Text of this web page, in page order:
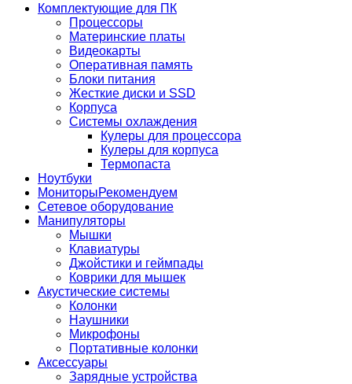
Комплектующие для ПК
Процессоры
Материнские платы
Видеокарты
Оперативная память
Блоки питания
Жесткие диски и SSD
Корпуса
Системы охлаждения
Кулеры для процессора
Кулеры для корпуса
Термопаста
Ноутбуки
МониторыРекомендуем
Сетевое оборудование
Манипуляторы
Мышки
Клавиатуры
Джойстики и геймпады
Коврики для мышек
Акустические системы
Колонки
Наушники
Микрофоны
Портативные колонки
Аксессуары
Зарядные устройства